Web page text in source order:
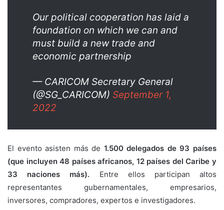
Our political cooperation has laid a
foundation on which we can and
must build a new trade and
economic partnership
— CARICOM Secretary General
(@SG_CARICOM) September 1,
2022
El evento asisten más de 1.500 delegados de 93 países
(que incluyen 48 países africanos, 12 países del Caribe y
33 naciones más). Entre ellos participan altos
representantes gubernamentales, empresarios,
inversores, compradores, expertos e investigadores.